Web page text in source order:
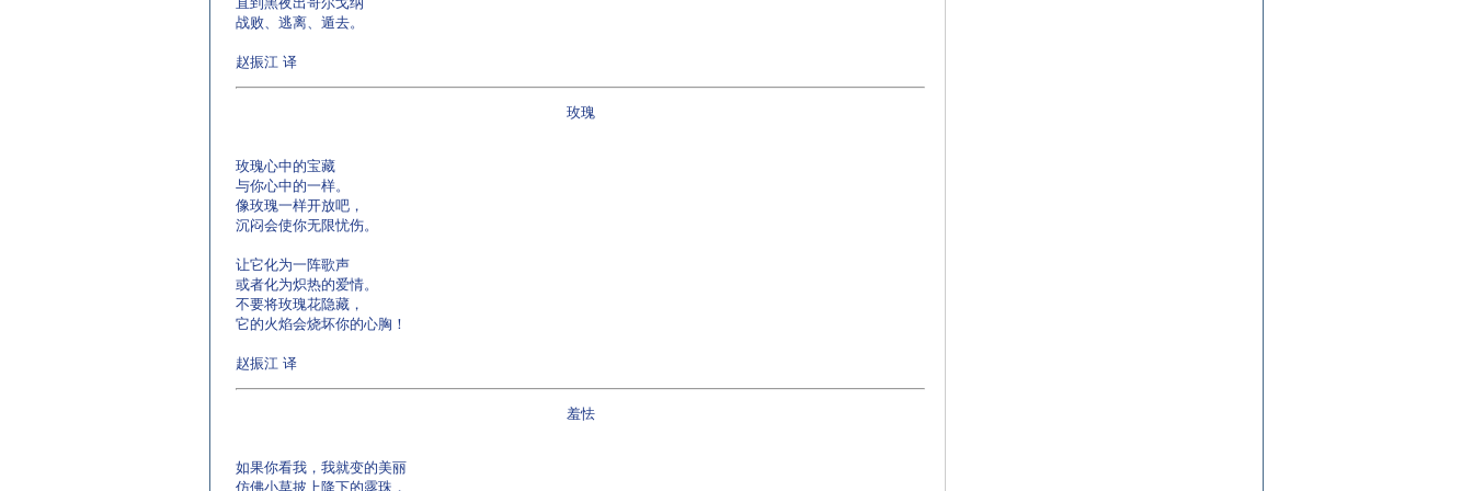
战败、逃离、遁去。
赵振江 译
玫瑰
玫瑰心中的宝藏
与你心中的一样。
像玫瑰一样开放吧，
沉闷会使你无限忧伤。
让它化为一阵歌声
或者化为炽热的爱情。
不要将玫瑰花隐藏，
它的火焰会烧坏你的心胸！
赵振江 译
羞怯
如果你看我，我就变的美丽
仿佛小草披上降下的露珠，